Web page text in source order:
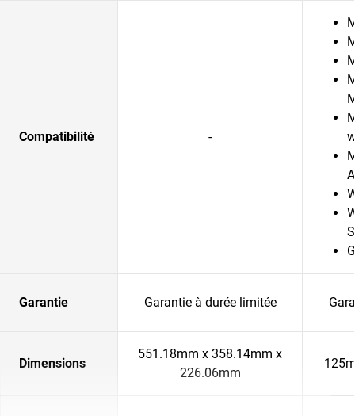
Compatibilité -
Garantie Garantie à durée limitée
Dimensions
551.18mm x 358.14mm x
226.06mm